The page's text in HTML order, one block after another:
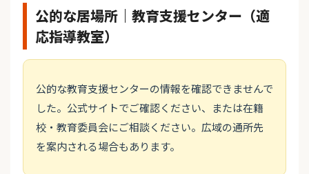
公的な居場所｜教育支援センター（適
応指導教室）
公的な教育支援センターの情報を確認できませんで
した。公式サイトでご確認ください、または在籍
校・教育委員会にご相談ください。広域の通所先
を案内される場合もあります。